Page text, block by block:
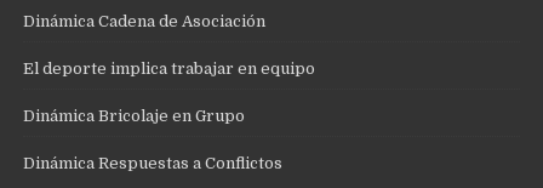
Dinámica Cadena de Asociación
El deporte implica trabajar en equipo
Dinámica Bricolaje en Grupo
Dinámica Respuestas a Conflictos